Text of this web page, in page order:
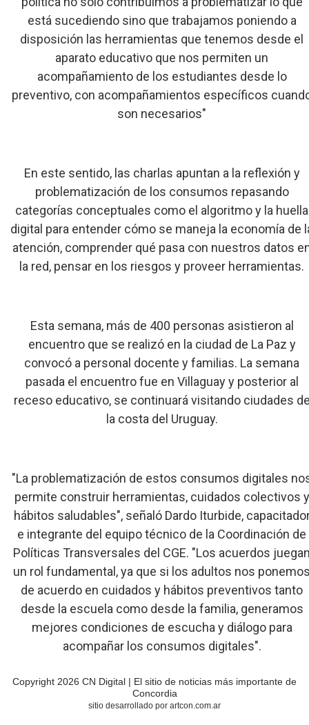
está sucediendo sino que trabajamos poniendo a
disposición las herramientas que tenemos desde el
aparato educativo que nos permiten un
acompañamiento de los estudiantes desde lo
preventivo, con acompañamientos específicos
son necesarios"
En este sentido, las charlas apuntan a la reflexión y
problematización de los consumos repasando
categorías conceptuales como el algoritmo y la huella
digital para entender cómo se maneja la economía de
atención, comprender qué pasa con nuestros datos
la red, pensar en los riesgos y proveer herramientas.
Esta semana, más de 400 personas asistieron al
encuentro que se realizó en la ciudad de La Paz y
convocó a personal docente y familias. La semana
pasada el encuentro fue en Villaguay y posterior al
receso educativo, se continuará visitando ciudades
la costa del Uruguay.
"La problematización de estos consumos digitales
permite construir herramientas, cuidados colectivos y
hábitos saludables", señaló Dardo Iturbide,
e integrante del equipo técnico de la Coordinación de
Políticas Transversales del CGE. "Los acuerdos
un rol fundamental, ya que si los adultos nos
de acuerdo en cuidados y hábitos preventivos tanto
desde la escuela como desde la familia, generamos
mejores condiciones de escucha y diálogo para
acompañar los consumos digitales".
Copyright 2026 CN Digital | El sitio de noticias más importante de
Concordia
sitio desarrollado por artcon.com.ar